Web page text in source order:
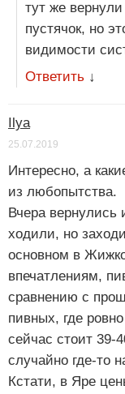
тут же
пустячок, но
видимости
Ответить ↓
Ilya
25.07.2019
Интересно, а
из любопытства.
Вчера вернулись
ходили, но
основном в
впечатлениям,
сравнению с
пивных, где
сейчас стоит 39-
случайно где-то
Кстати, в Яре